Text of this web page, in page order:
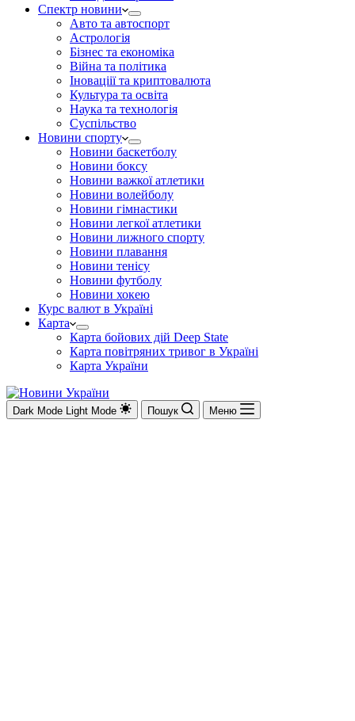
Спектр новини
Авто та автоспорт
Астрологія
Бізнес та економіка
Війна та політика
Іноваціії та криптовалюта
Культура та освіта
Наука та технологія
Суспільство
Новини спорту
Новини баскетболу
Новини боксу
Новини важкої атлетики
Новини волейболу
Новини гімнастики
Новини легкої атлетики
Новини лижного спорту
Новини плавання
Новини тенісу
Новини футболу
Новини хокею
Курс валют в Україні
Карта
Карта бойових дій Deep State
Карта повітряних тривог в Україні
Карта України
Dark Mode Light Mode Пошук Меню